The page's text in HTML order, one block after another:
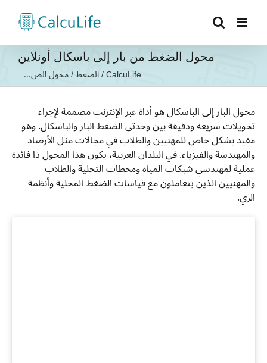
محول الضغط من بار إلى باسكال أونلاين
CalcuLife
/الضغط/محول الض...
محول البار إلى الباسكال هو أداة عبر الإنترنت مصممة لإجراء
تحويلات سريعة ودقيقة بين وحدتي الضغط البار والباسكال. وهو
مفيد بشكل خاص للمهنيين والطلاب في مجالات مثل الأرصاد
والمهندسة والفيزياء. في البلدان العربية، يكون هذا المحول ذا فائدة
عملية لمهندسي شبكات المياه ومحطات التحلية والطلاب
والمهنيين الذين يتعاملون مع قياسات الضغط المحلية وأنظمة
الري.